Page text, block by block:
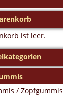
ist leer.
/ Zopfgummis